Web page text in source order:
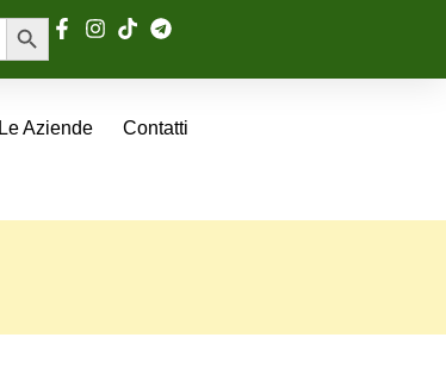
Search Button
Le Aziende Contatti